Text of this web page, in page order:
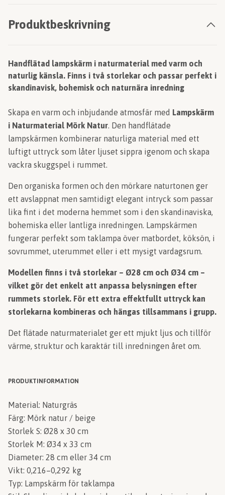
Produktbeskrivning
Handflätad lampskärm i naturmaterial med varm och
naturlig känsla. Finns i två storlekar och passar perfekt i
skandinavisk, bohemisk och naturnära inredning
Skapa en varm och inbjudande atmosfär med Lampskärm
i Naturmaterial Mörk Natur. Den handflätade
lampskärmen kombinerar naturliga material med ett
luftigt uttryck som låter ljuset sippra igenom och skapa
vackra skuggspel i rummet.
Den organiska formen och den mörkare naturtonen ger
ett avslappnat men samtidigt elegant intryck som passar
lika fint i det moderna hemmet som i den skandinaviska,
bohemiska eller lantliga inredningen. Lampskärmen
fungerar perfekt som taklampa över matbordet, köksön, i
sovrummet, uterummet eller i ett mysigt vardagsrum.
Modellen finns i två storlekar – Ø28 cm och Ø34 cm –
vilket gör det enkelt att anpassa belysningen efter
rummets storlek. För ett extra effektfullt uttryck kan
storlekarna kombineras och hängas tillsammans i grupp.
Det flätade naturmaterialet ger ett mjukt ljus och tillför
värme, struktur och karaktär till inredningen året om.
PRODUKTINFORMATION
Material: Naturgräs
Färg: Mörk natur / beige
Storlek S: Ø28 x 30 cm
Storlek M: Ø34 x 33 cm
Diameter: 28 cm eller 34 cm
Vikt: 0,216–0,292 kg
Typ: Lampskärm för taklampa